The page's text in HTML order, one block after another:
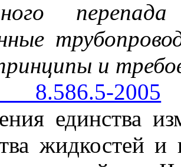
и
2005
единства
жидкостей